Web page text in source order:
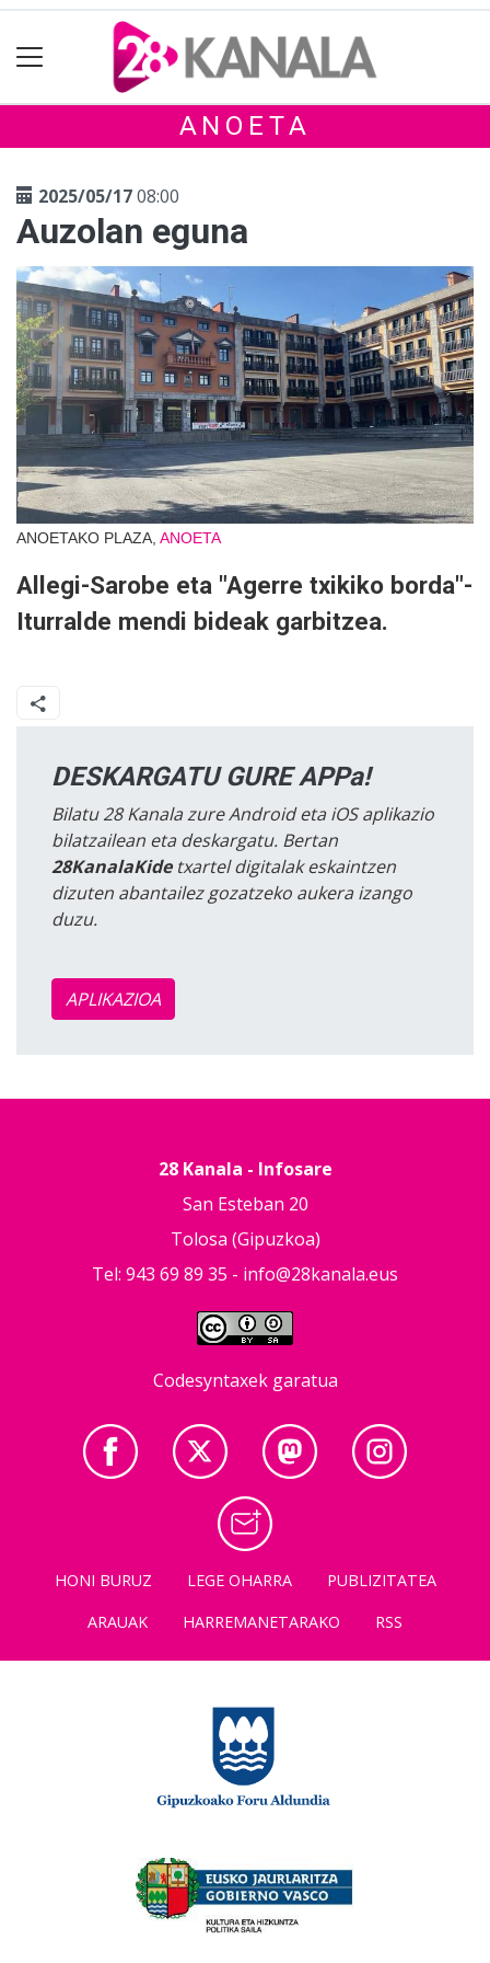
ANOETA
2025/05/1708:00
Auzolan eguna
ANOETAKO PLAZA, ANOETA
Allegi-Sarobe eta "Agerre txikiko borda"-
Iturralde mendi bideak garbitzea.
DESKARGATU GURE APPa!
Bilatu 28 Kanala zure Android eta iOS aplikazio
bilatzailean eta deskargatu. Bertan
28KanalaKidetxartel digitalak eskaintzen
dizuten abantailez gozatzeko aukera izango
duzu.
APLIKAZIOA
28 Kanala - Infosare
San Esteban 20
Tolosa (Gipuzkoa)
Tel: 943 69 89 35 - info@28kanala.eus
Codesyntaxek garatua
HONI BURUZ LEGE OHARRA
PUBLIZITATEA
ARAUAK
HARREMANETARAKO RSS